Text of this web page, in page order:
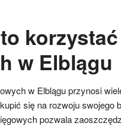
w Elblągu
w Elblągu przynosi
się na rozwoju swojego
pozwala